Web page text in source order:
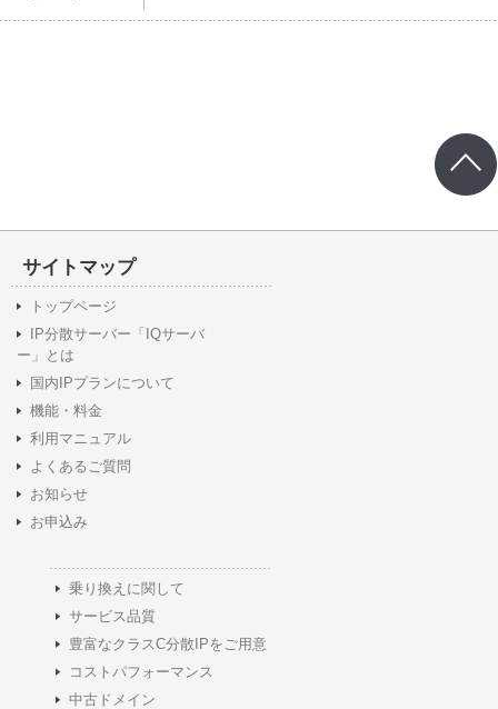
サイトマップ
トップページ
IP分散サーバー「IQサーバ
ー」とは
国内IPプランについて
機能・料金
利用マニュアル
よくあるご質問
お知らせ
お申込み
乗り換えに関して
サービス品質
豊富なクラスC分散IPをご用意
コストパフォーマンス
中古ドメイン